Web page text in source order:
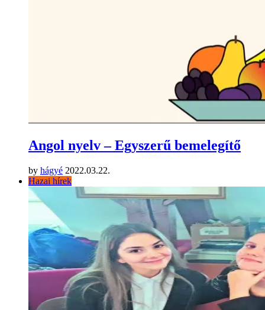
Angol nyelv – Egyszerű bemelegítő
by hágyé 2022.03.22.
Hazai hírek